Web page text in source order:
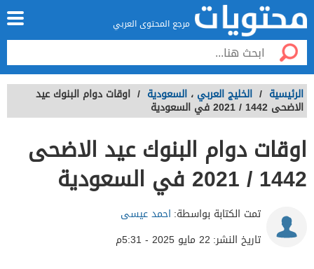
مرجع المحتوى العربي
الرئيسية / الخليج العربي ، السعودية / اوقات دوام البنوك عيد
الاضحى 1442 / 2021 في السعودية
اوقات دوام البنوك عيد الاضحى
1442 / 2021 في السعودية
تمت الكتابة بواسطة: احمد عيسى
تاريخ النشر: 22 مايو 2025 - 5:31م